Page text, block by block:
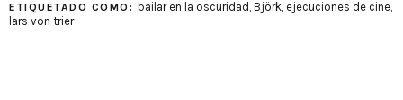
ETIQUETADO COMO: bailar en la oscuridad , Björk, ejecuciones de cine,
lars von trier